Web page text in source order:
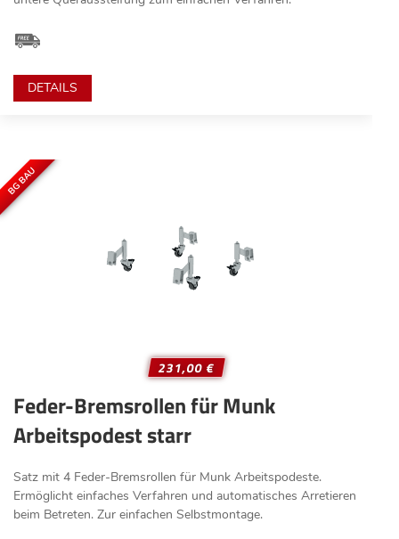
DETAILS
231,00 €
Feder-Bremsrollen für Munk
Arbeitspodest starr
Satz mit 4 Feder-Bremsrollen für Munk Arbeitspodeste.
Ermöglicht einfaches Verfahren und automatisches Arretieren
beim Betreten. Zur einfachen Selbstmontage.
BG BAU